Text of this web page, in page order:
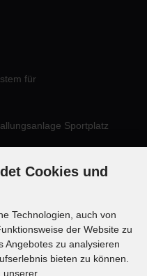
für
Sportplatz
Cookies und
Technologien, auch von
der Website zu
Angebotes zu analysieren
bieten zu können.
unserer